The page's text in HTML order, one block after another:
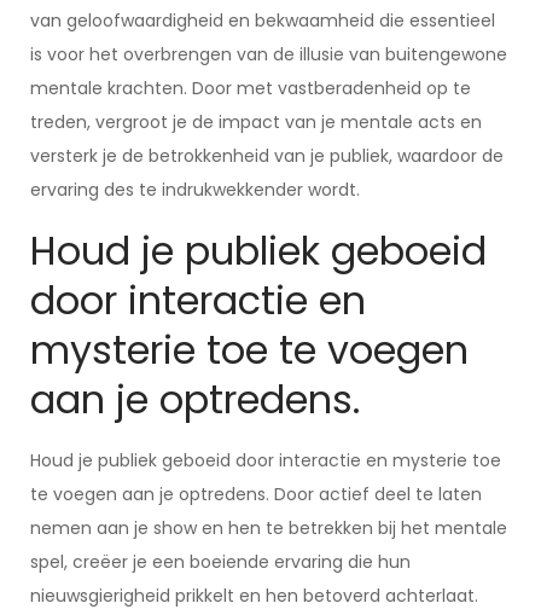
van geloofwaardigheid en bekwaamheid die essentieel
is voor het overbrengen van de illusie van buitengewone
mentale krachten. Door met vastberadenheid op te
treden, vergroot je de impact van je mentale acts en
versterk je de betrokkenheid van je publiek, waardoor de
ervaring des te indrukwekkender wordt.
Houd je publiek geboeid
door interactie en
mysterie toe te voegen
aan je optredens.
Houd je publiek geboeid door interactie en mysterie toe
te voegen aan je optredens. Door actief deel te laten
nemen aan je show en hen te betrekken bij het mentale
spel, creëer je een boeiende ervaring die hun
nieuwsgierigheid prikkelt en hen betoverd achterlaat.